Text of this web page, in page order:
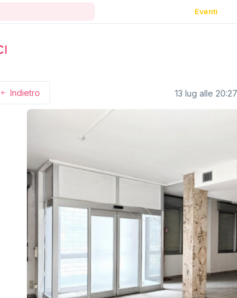
Eventi
Indietro 13 lug alle 20:27